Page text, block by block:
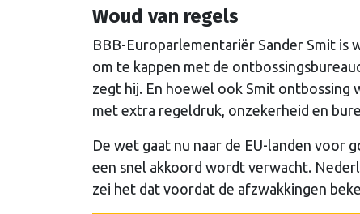
Woud van regels
BBB-Europarlementariër Sander Smit is
om te kappen met de
zegt hij. En hoewel ook Smit
met extra regeldruk, onzekerheid en
De wet gaat nu naar de EU-landen voor
een snel akkoord wordt verwacht.
zei het dat voordat de afzwakkingen